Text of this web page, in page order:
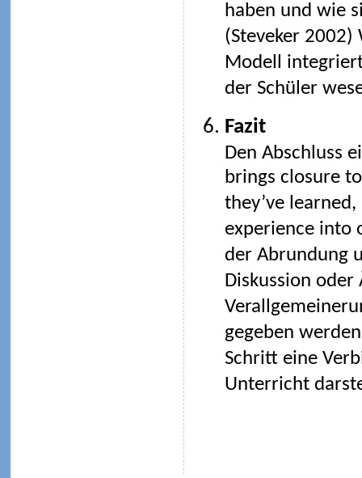
haben und wie
(Steveker 2002)
Modell
der Schüler
Fazit
Den Abschluss
brings closure
they’ve
experience into
der Abrundung
Diskussion oder
gegeben
Schritt eine
Unterricht